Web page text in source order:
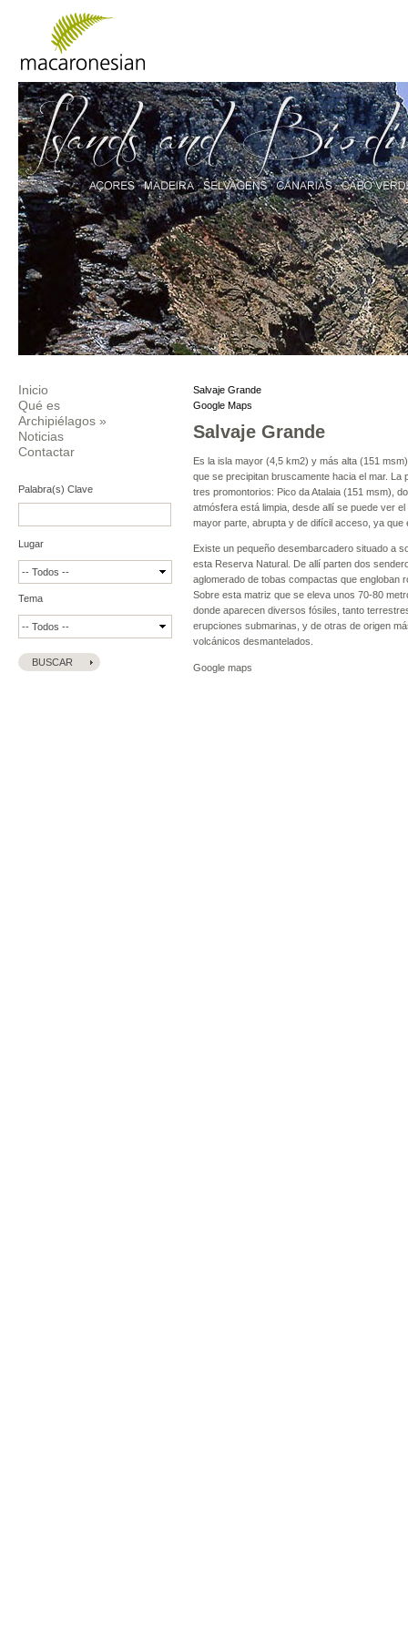
Inicio
Qué es
Archipiélagos »
Noticias
Contactar
Palabra(s) Clave
Lugar
Tema
Salvaje Grande
Google Maps
Salvaje Grande
Es la isla mayor (4,5 km2) y más alta (151
que se precipitan bruscamente hacia el mar.
tres promontorios: Pico da Atalaia (151 msm),
atmósfera está limpia, desde allí se puede ver
mayor parte, abrupta y de difícil acceso, ya
Existe un pequeño desembarcadero situado a
esta Reserva Natural. De allí parten dos
aglomerado de tobas compactas que
Sobre esta matriz que se eleva unos 70-80
donde aparecen diversos fósiles, tanto
erupciones submarinas, y de otras de origen
volcánicos desmantelados.
Google maps